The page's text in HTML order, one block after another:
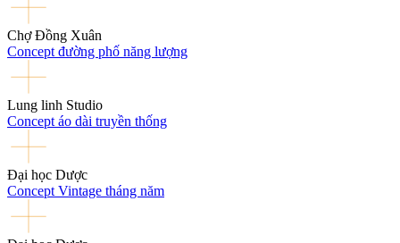
Chợ Đồng Xuân
Concept đường phố năng lượng
Lung linh Studio
Concept áo dài truyền thống
Đại học Dược
Concept Vintage tháng năm